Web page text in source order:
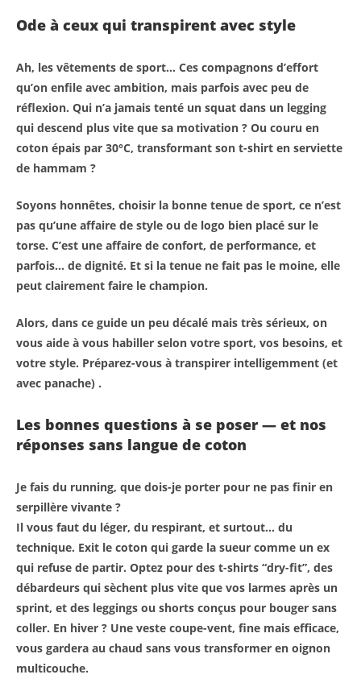
Ode à ceux qui transpirent avec style
Ah, les vêtements de sport… Ces compagnons d’effort
qu’on enfile avec ambition, mais parfois avec peu de
réflexion. Qui n’a jamais tenté un squat dans un legging
qui descend plus vite que sa motivation ? Ou couru en
coton épais par 30°C, transformant son t-shirt en serviette
de hammam ?
Soyons honnêtes, choisir la bonne tenue de sport, ce n’est
pas qu’une affaire de style ou de logo bien placé sur le
torse. C’est une affaire de confort, de performance, et
parfois… de dignité. Et si la tenue ne fait pas le moine, elle
peut clairement faire le champion.
Alors, dans ce guide un peu décalé mais très sérieux, on
vous aide à vous habiller selon votre sport, vos besoins, et
votre style. Préparez-vous à transpirer intelligemment (et
avec panache) .
Les bonnes questions à se poser — et nos
réponses sans langue de coton
Je fais du running, que dois-je porter pour ne pas finir en
serpillère vivante ?
Il vous faut du léger, du respirant, et surtout… du
technique. Exit le coton qui garde la sueur comme un ex
qui refuse de partir. Optez pour des t-shirts “dry-fit”, des
débardeurs qui sèchent plus vite que vos larmes après un
sprint, et des leggings ou shorts conçus pour bouger sans
coller. En hiver ? Une veste coupe-vent, fine mais efficace,
vous gardera au chaud sans vous transformer en oignon
multicouche.